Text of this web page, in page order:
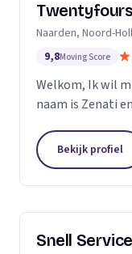
Naarden, Noord-
9,8Moving Score
Welkom, Ik wil
naam is Zenati
meer dan 10 jaar
mij te...
Bekijk profiel
Snell Service